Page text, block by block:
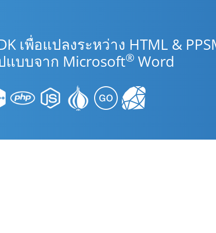
เพื่อแปลงระหว่าง HTML &
บบจาก Microsoft® Word